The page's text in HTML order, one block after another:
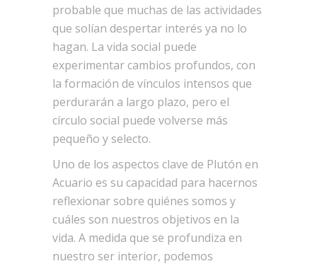
probable que muchas de las actividades
que solían despertar interés ya no lo
hagan. La vida social puede
experimentar cambios profundos, con
la formación de vínculos intensos que
perdurarán a largo plazo, pero el
círculo social puede volverse más
pequeño y selecto.
Uno de los aspectos clave de Plutón en
Acuario es su capacidad para hacernos
reflexionar sobre quiénes somos y
cuáles son nuestros objetivos en la
vida. A medida que se profundiza en
nuestro ser interior, podemos